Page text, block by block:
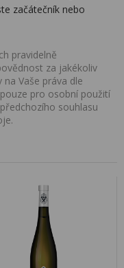
začátečník nebo
pravidelně
za jakékoliv
Vaše práva dle
pro osobní použití
souhlasu